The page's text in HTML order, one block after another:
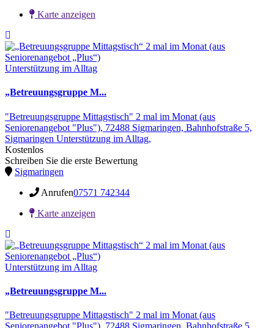
Karte anzeigen
Unterstützung im Alltag
„Betreuungsgruppe M...
"Betreuungsgruppe Mittagstisch" 2 mal im Monat (aus
Seniorenangebot "Plus"), 72488 Sigmaringen, Bahnhofstraße 5,
Sigmaringen Unterstützung im Alltag,
Kostenlos
Schreiben Sie die erste Bewertung
Sigmaringen
Anrufen07571 742344
Karte anzeigen
Unterstützung im Alltag
„Betreuungsgruppe M...
"Betreuungsgruppe Mittagstisch" 2 mal im Monat (aus